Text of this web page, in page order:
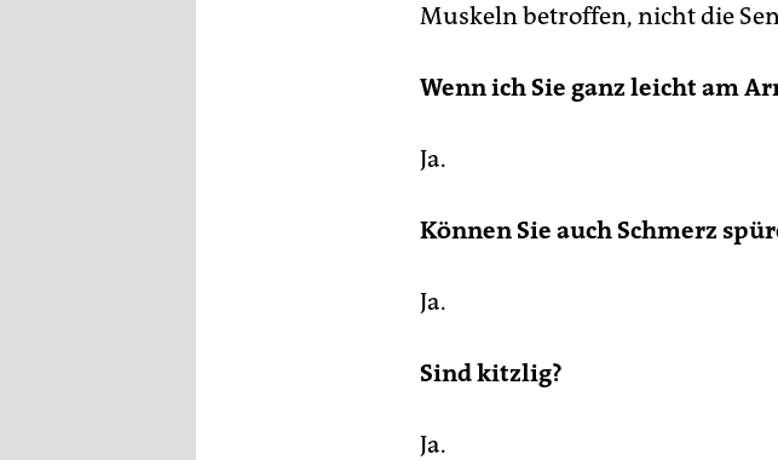
Muskeln betroffen, nicht die
Wenn ich Sie ganz leicht am
Ja.
Können Sie auch Schmerz
Ja.
Sind kitzlig?
Ja.